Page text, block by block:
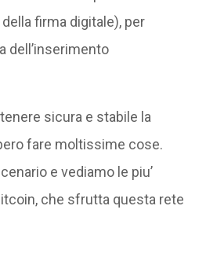
firma digitale), per
dell’inserimento
sicura e stabile la
fare moltissime cose.
e vediamo le piu’
che sfrutta questa rete